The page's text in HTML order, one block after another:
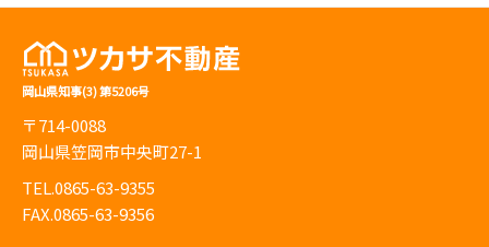
岡山県知事(3) 第5206号
〒714-0088
岡山県笠岡市中央町27-1
TEL.0865-63-9355
FAX.0865-63-9356